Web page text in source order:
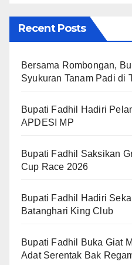
Recent Posts
Bersama Rombongan,
Syukuran Tanam Padi di
Bupati Fadhil Hadiri
APDESI MP
Bupati Fadhil Saksikan
Cup Race 2026
Bupati Fadhil Hadiri
Batanghari King Club
Bupati Fadhil Buka Giat
Adat Serentak Bak